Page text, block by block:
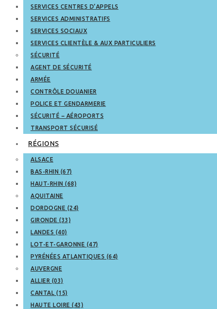
SERVICES CENTRES D’APPELS
SERVICES ADMINISTRATIFS
SERVICES SOCIAUX
SERVICES CLIENTÈLE & AUX PARTICULIERS
SÉCURITÉ
AGENT DE SÉCURITÉ
ARMÉE
CONTRÔLE DOUANIER
POLICE ET GENDARMERIE
SÉCURITÉ – AÉROPORTS
TRANSPORT SÉCURISÉ
RÉGIONS
ALSACE
BAS-RHIN (67)
HAUT-RHIN (68)
AQUITAINE
DORDOGNE (24)
GIRONDE (33)
LANDES (40)
LOT-ET-GARONNE (47)
PYRÉNÉES ATLANTIQUES (64)
AUVERGNE
ALLIER (03)
CANTAL (15)
HAUTE LOIRE (43)